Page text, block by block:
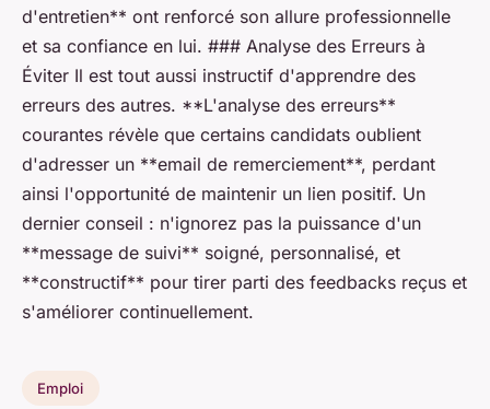
d'entretien** ont renforcé son allure professionnelle
et sa confiance en lui. ### Analyse des Erreurs à
Éviter Il est tout aussi instructif d'apprendre des
erreurs des autres. **L'analyse des erreurs**
courantes révèle que certains candidats oublient
d'adresser un **email de remerciement**, perdant
ainsi l'opportunité de maintenir un lien positif. Un
dernier conseil : n'ignorez pas la puissance d'un
**message de suivi** soigné, personnalisé, et
**constructif** pour tirer parti des feedbacks reçus et
s'améliorer continuellement.
Emploi